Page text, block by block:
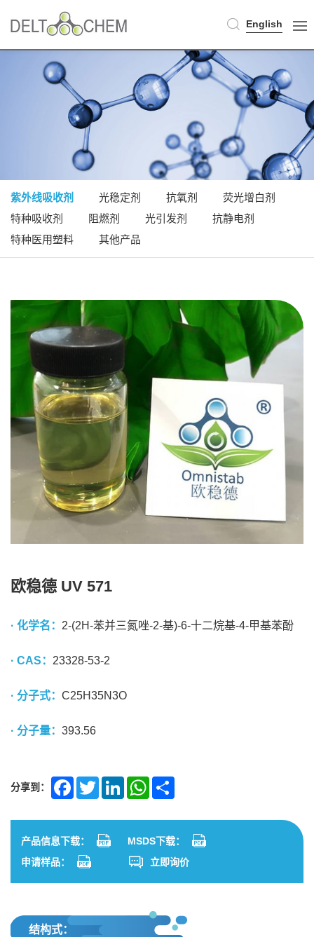
English
紫外线吸收剂 光稳定剂 抗氧剂
荧光增白剂
特种吸收剂
阻燃剂 光引发剂
抗静电剂
特种医用塑料
其他产品
欧稳德 UV 571
· 化学名： 2-(2H-苯并三氮唑-2-基)-6-十二烷基-4-甲基苯酚
· CAS： 23328-53-2
· 分子式： C25H35N3O
· 分子量： 393.56
分享到： Facebook
TwitterLinkedInWhatsApp
产品信息下载：
MSDS下载：
申请样品：
立即询价
结构式：